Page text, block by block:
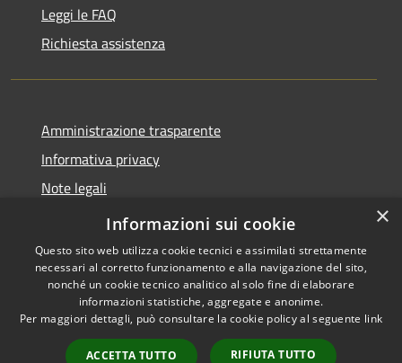
Leggi le FAQ
Richiesta assistenza
Amministrazione trasparente
Informativa privacy
Note legali
Dichiarazione di accessibilità
Accessibilità
Copyright © 2026 • Comune di
Locorotondo • Powered by
Municipium•
Accesso
×
Informazioni sui cookie
Questo sito web utilizza cookie tecnici e assimilati strettamente
necessari al corretto funzionamento e alla navigazione del sito,
nonché un cookie tecnico analitico al solo fine di elaborare
informazioni statistiche, aggregate e anonime.
Per maggiori dettagli, può consultare la cookie policy al seguente link
ACCETTA TUTTO RIFIUTA TUTTO